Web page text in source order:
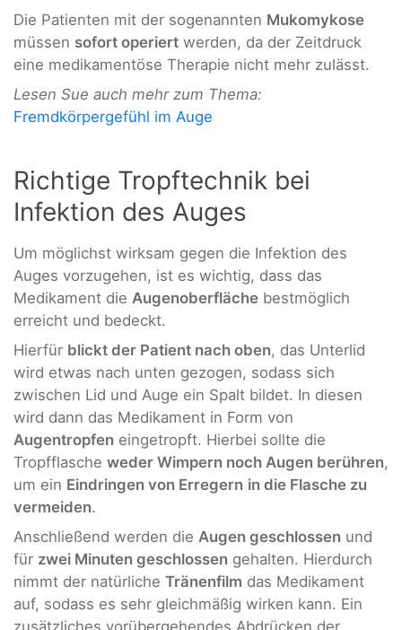
Die Patienten mit der sogenannten Mukomykose
müssen sofort operiert werden, da der Zeitdruck
eine medikamentöse Therapie nicht mehr zulässt.
Lesen Sue auch mehr zum Thema:
Fremdkörpergefühl im Auge
Richtige Tropftechnik bei
Infektion des Auges
Um möglichst wirksam gegen die Infektion des
Auges vorzugehen, ist es wichtig, dass das
Medikament die Augenoberfläche bestmöglich
erreicht und bedeckt.
Hierfür blickt der Patient nach oben, das Unterlid
wird etwas nach unten gezogen, sodass sich
zwischen Lid und Auge ein Spalt bildet. In diesen
wird dann das Medikament in Form von
Augentropfen eingetropft. Hierbei sollte die
Tropfflasche weder Wimpern noch Augen berühren,
um ein Eindringen von Erregern in die Flasche zu
vermeiden.
Anschließend werden die Augen geschlossen und
für zwei Minuten geschlossen gehalten. Hierdurch
nimmt der natürliche Tränenfilm das Medikament
auf, sodass es sehr gleichmäßig wirken kann. Ein